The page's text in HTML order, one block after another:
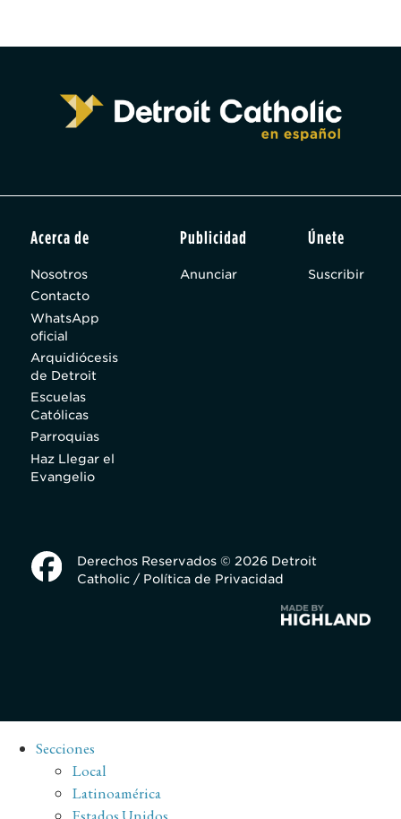
Acerca de
Nosotros
Contacto
WhatsApp
oficial
Arquidiócesis
de Detroit
Escuelas
Católicas
Parroquias
Haz Llegar el
Evangelio
Publicidad
Anunciar
Únete
Suscribir
Derechos Reservados © 2026 Detroit
Catholic / Política de Privacidad
Secciones
Local
Latinoamérica
Estados Unidos